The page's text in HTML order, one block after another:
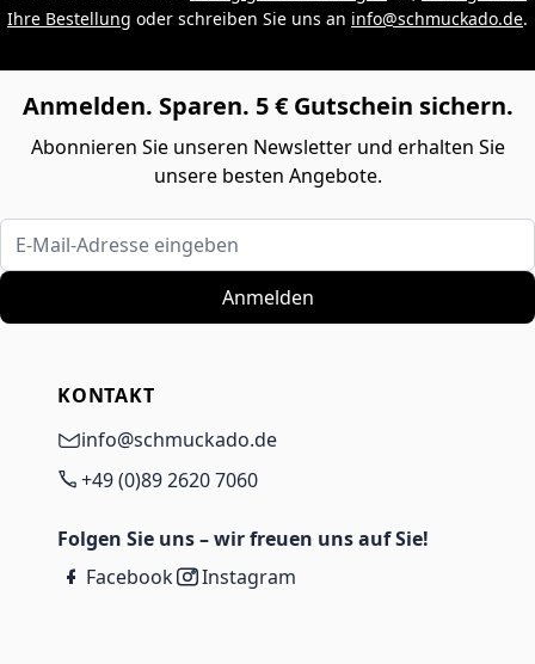
Ihre Bestellung oder schreiben Sie uns an info@schmuckado.de.
Anmelden. Sparen. 5 € Gutschein sichern.
Abonnieren Sie unseren Newsletter und erhalten Sie
unsere besten Angebote.
E-Mail-Adresse eingeben
Anmelden
KONTAKT
info@schmuckado.de
+49 (0)89 2620 7060
Folgen Sie uns – wir freuen uns auf Sie!
Facebook
Instagram